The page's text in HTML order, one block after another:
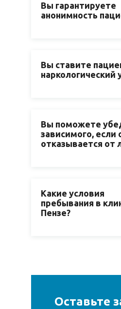
Вы гарантируете
анонимность
Вы ставите
наркологический
Вы поможете
зависимого, если
отказывается от
Какие условия
пребывания в
Пензе?
Оставьте